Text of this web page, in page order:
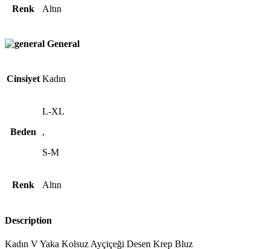
Renk Altın
General
Cinsiyet Kadın
Beden
L-XL
,
S-M
Renk Altın
Description
Kadın V Yaka Kolsuz Ayçiçeği Desen Krep Bluz